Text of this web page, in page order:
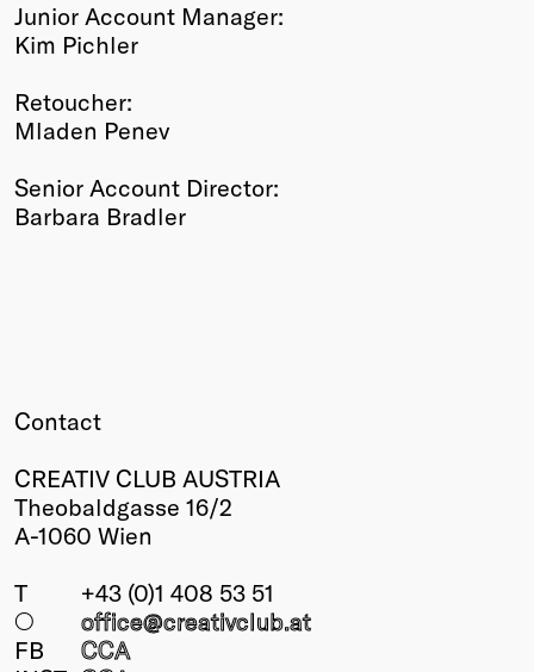
Junior Account Manager:
Kim Pichler
Retoucher:
Mladen Penev
Senior Account Director:
Barbara Bradler
Contact
CREATIV CLUB AUSTRIA
Theobaldgasse 16/2
A-1060 Wien
T
+43 (0)1 408 53 51
○
office@creativclub.at
FB
CCA